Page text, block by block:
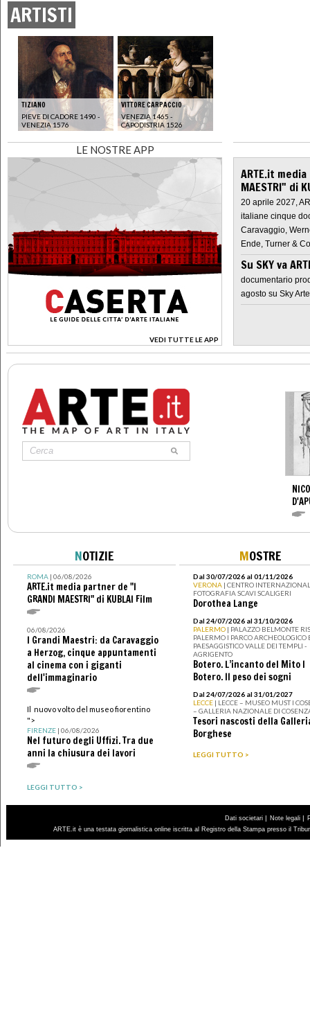
ARTISTI
TIZIANO
PIEVE DI CADORE 1490 -
VENEZIA 1576
VITTORE CARPACCIO
VENEZIA 1465 -
CAPODISTRIA 1526
LE NOSTRE APP
VEDI TUTTE LE APP
>
ARTE.it
MAESTRI" di
20 aprile 2027,
italiane cinque
Caravaggio,
Ende, Turner &
Su SKY va
documentario
agosto su Sky Arte
NOTIZIE
ROMA| 06/08/2026
ARTE.it media partner de "I
GRANDI MAESTRI" di KUBLAI Film
06/08/2026
I Grandi Maestri: da Caravaggio
a Herzog, cinque appuntamenti
al cinema con i giganti
dell'immaginario
Il nuovo volto del museo fiorentino
">
FIRENZE| 06/08/2026
Nel futuro degli Uffizi. Tra due
anni la chiusura dei lavori
LEGGI TUTTO >
MOSTRE
Dal 30/07/2026 al 01/11/2026
VERONA | CENTRO
FOTOGRAFIA SCAVI SCALIGERI
Dorothea Lange
Dal 24/07/2026 al 31/10/2026
PALERMO | PALAZZO BELMONTE
PALERMO I PARCO ARCHEOLOGICO
PAESAGGISTICO VALLE DEI TEMPLI -
AGRIGENTO
Botero. L’incanto del Mito I
Botero. Il peso dei sogni
Dal 24/07/2026 al 31/01/2027
LECCE | LECCE – MUSEO MUST I
– GALLERIA NAZIONALE DI
Tesori nascosti della
Borghese
LEGGI TUTTO >
Dati societari | Note legali |
ARTE.it è una testata giornalistica online iscritta al Registro della Stampa presso il